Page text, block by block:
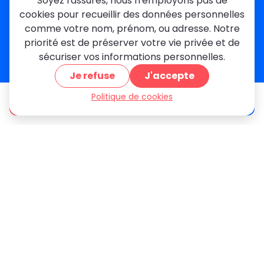
Créteil
Seine-et-Marne
Contact
01 84 24 42 80
contact@metallerie-grand-paris.com
46 bis Av. du Maine, 75015 Paris
Devis gratuit
cookies pour recueillir des données personnelles
comme votre nom, prénom, ou adresse. Notre
priorité est de préserver votre vie privée et de
sécuriser vos informations personnelles.
Je refuse
J'accepte
Politique de cookies